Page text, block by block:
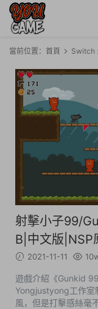
當前位置： 首頁 Switch
射擊小子99/
B|中文版|NSP
2021-11-11
遊戲介紹《Gunkid
Yongjustyong工作室
風，但是打擊感絲毫